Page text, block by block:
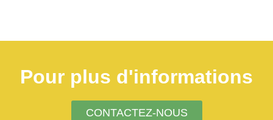
Pour plus d'informations
CONTACTEZ-NOUS